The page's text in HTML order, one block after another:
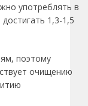
употреблять в
1,3-1,5
поэтому
очищению